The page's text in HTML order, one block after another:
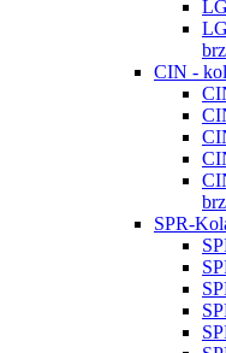
CIN -
SPR-